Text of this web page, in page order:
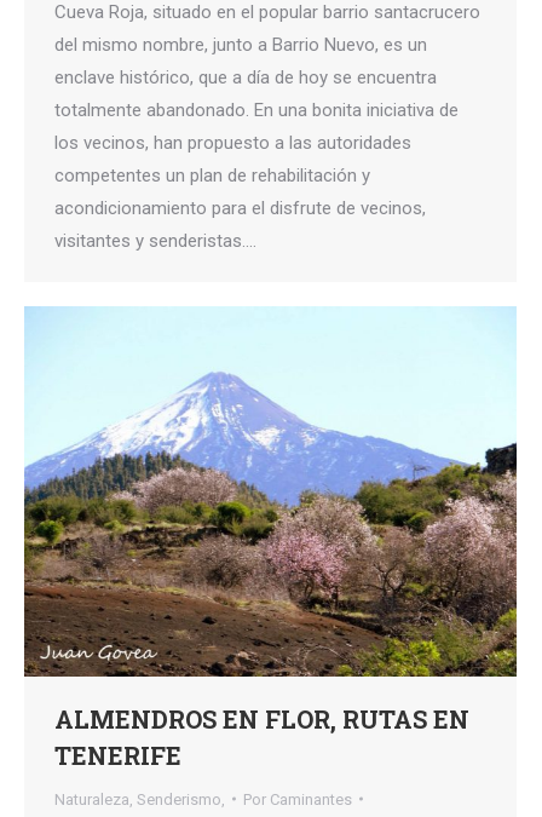
Cueva Roja, situado en el popular barrio santacrucero
del mismo nombre, junto a Barrio Nuevo, es un
enclave histórico, que a día de hoy se encuentra
totalmente abandonado. En una bonita iniciativa de
los vecinos, han propuesto a las autoridades
competentes un plan de rehabilitación y
acondicionamiento para el disfrute de vecinos,
visitantes y senderistas.…
ALMENDROS EN FLOR, RUTAS EN
TENERIFE
Naturaleza Senderismo, Por Caminantes